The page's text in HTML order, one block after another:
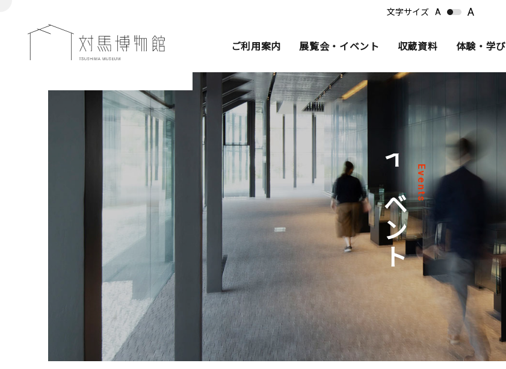
文字サイズ A A
ご利用案内
館内マップ
施設紹介
展覧会・イベント
平常展
年間スケジュール 過去の展覧会
収蔵資料
収集方針
体験・学び
教育プログラム プログラム紹介
活動案内
施設概要 刊行物
Events
イベント